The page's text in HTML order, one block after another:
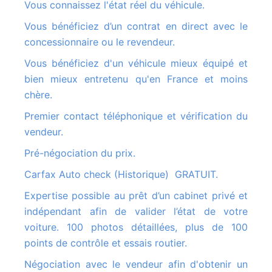
Vous connaissez l'état réel du véhicule.
Vous bénéficiez d’un contrat en direct avec le
concessionnaire ou le revendeur.
Vous bénéficiez d'un véhicule mieux équipé et
bien mieux entretenu qu'en France et moins
chère.
Premier contact téléphonique et vérification du
vendeur.
Pré-négociation du prix.
Carfax Auto check (Historique) GRATUIT.
Expertise possible au prêt d’un cabinet privé et
indépendant afin de valider l’état de votre
voiture. 100 photos détaillées, plus de 100
points de contrôle et essais routier.
Négociation avec le vendeur afin d'obtenir un